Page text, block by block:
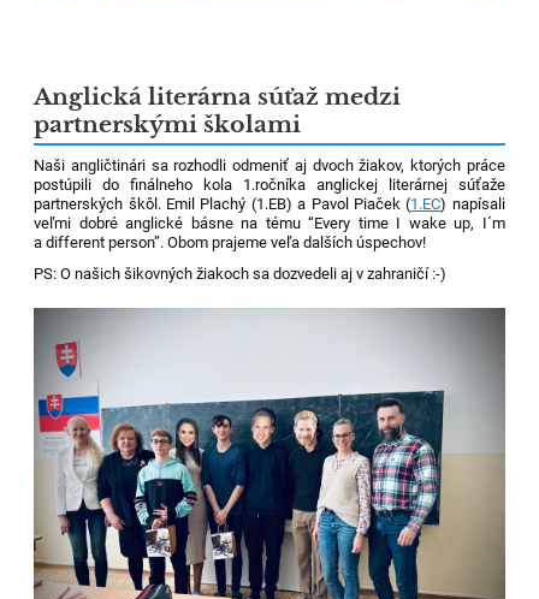
Anglická literárna súťaž medzi
partnerskými školami
Naši angličtinári sa rozhodli odmeniť aj dvoch žiakov, ktorých práce
postúpili do finálneho kola 1.ročníka anglickej literárnej súťaže
partnerských škôl. Emil Plachý (1.EB) a Pavol Piaček (1.EC) napísali
veľmi dobré anglické básne na tému “Every time I wake up, I´m
a different person”. Obom prajeme veľa dalších úspechov!
PS: O našich šikovných žiakoch sa dozvedeli aj v zahraničí :-)